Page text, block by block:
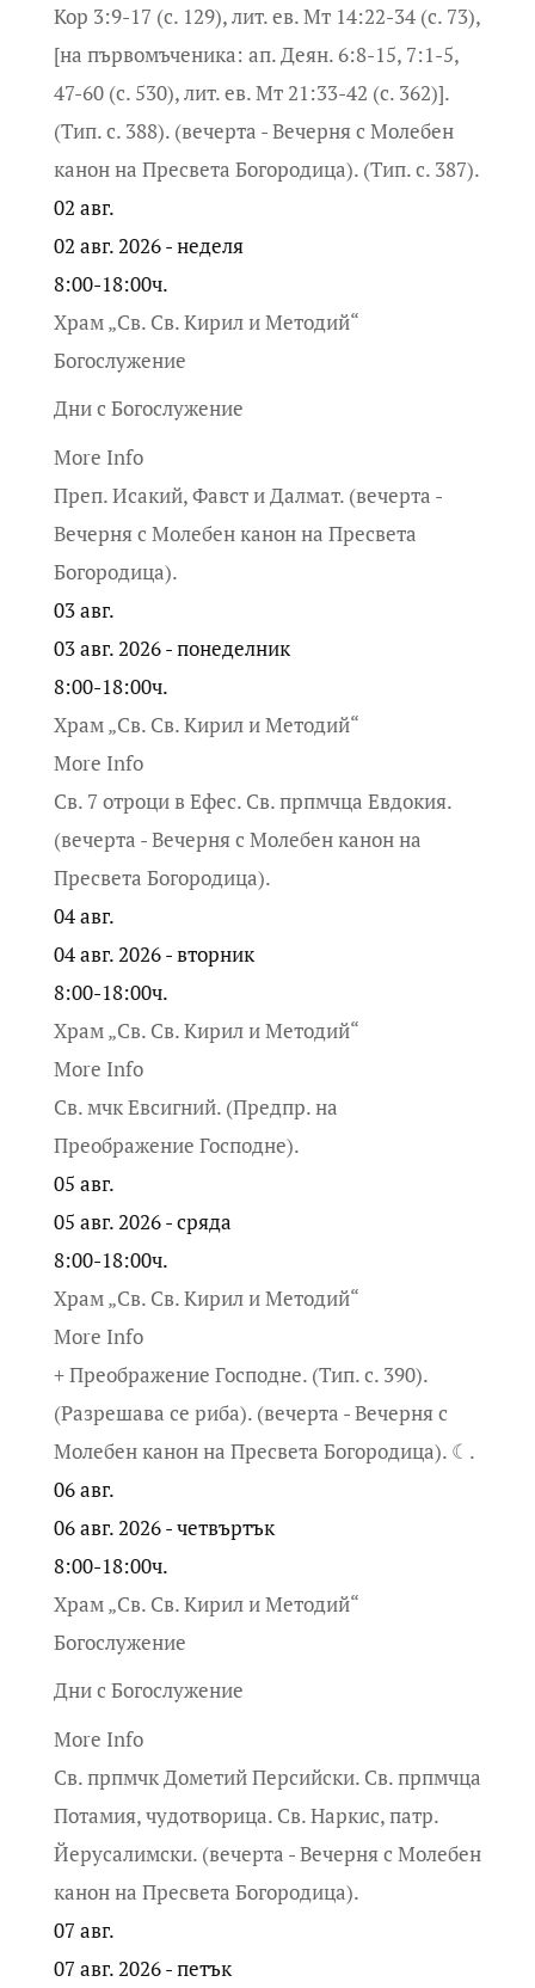
Кор 3:9-17 (с. 129), лит. ев. Мт 14:22-34 (с. 73),
[на първомъченика: ап. Деян. 6:8-15, 7:1-5,
47-60 (с. 530), лит. ев. Мт 21:33-42 (с. 362)].
(Тип. с. 388). (вечерта - Вечерня с Молебен
канон на Пресвета Богородица). (Тип. с. 387).
02 авг.
02 авг. 2026 - неделя
8:00-18:00ч.
Храм „Св. Св. Кирил и Методий“
Богослужение
Дни с Богослужение
More Info
Преп. Исакий, Фавст и Далмат. (вечерта -
Вечерня с Молебен канон на Пресвета
Богородица).
03авг.
03 авг. 2026 - понеделник
8:00-18:00ч.
Храм „Св. Св. Кирил и Методий“
More Info
Св. 7 отроци в Ефес. Св. прпмчца Евдокия.
(вечерта - Вечерня с Молебен канон на
Пресвета Богородица).
04авг.
04 авг. 2026 - вторник
8:00-18:00ч.
Храм „Св. Св. Кирил и Методий“
More Info
Св. мчк Евсигний. (Предпр. на
Преображение Господне).
05 авг.
05 авг. 2026 - сряда
8:00-18:00ч.
Храм „Св. Св. Кирил и Методий“
More Info
+ Преображение Господне. (Тип. с. 390).
(Разрешава се риба). (вечерта - Вечерня с
Молебен канон на Пресвета Богородица). ☾.
06авг.
06 авг. 2026 - четвъртък
8:00-18:00ч.
Храм „Св. Св. Кирил и Методий“
Богослужение
Дни с Богослужение
More Info
Св. прпмчк Дометий Персийски. Св. прпмчца
Потамия, чудотворица. Св. Наркис, патр.
Йерусалимски. (вечерта - Вечерня с Молебен
канон на Пресвета Богородица).
07 авг.
07 авг. 2026 - петък